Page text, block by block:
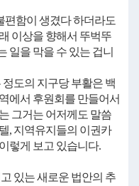
편함이 생겼다 하더라도
이상을 향해서 뚜벅뚜
일을 막을 수 있는 겁니
도의 지구당 부활은 백
에서 후원회를 만들어서
그거는 어저께도 말씀
, 지역유지들의 이권카
렇게 보고 있습니다.
있는 새로운 법안의 추